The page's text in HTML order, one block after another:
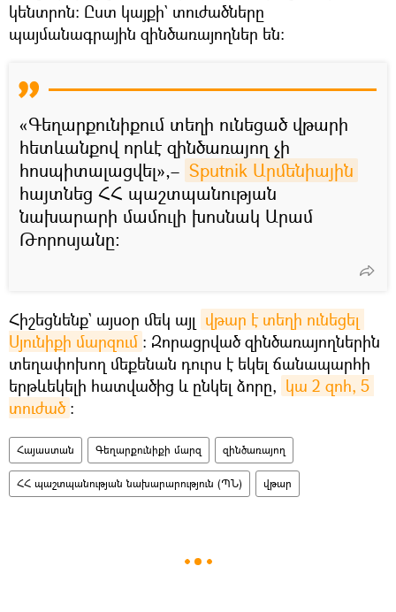
կենտրոն: Ըստ կայքի` տուժածները
պայմանագրային զինծառայողներ են։
«Գեղարքունիքում տեղի ունեցած վթարի
հետևանքով որևէ զինծառայող չի
հոսպիտալացվել»,– Sputnik Արմենիային
հայտնեց ՀՀ պաշտպանության
նախարարի մամուլի խոսնակ Արամ
Թորոսյանը։
Հիշեցնենք` այսօր մեկ այլ վթար է տեղի ունեցել
Սյունիքի մարզում ։ Զորացրված զինծառայողներին
տեղափոխող մեքենան դուրս է եկել ճանապարհի
երթևեկելի հատվածից և ընկել ձորը, կա 2 զոհ, 5
տուժած ։
Հայաստան Գեղարքունիքի մարզ զինծառայող
ՀՀ պաշտպանության նախարարություն (ՊՆ) վթար